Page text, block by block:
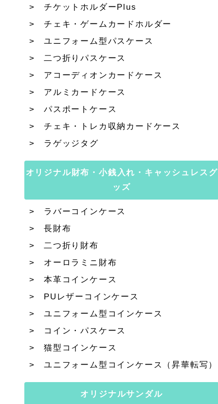
チケットホルダーPlus
チェキ・ゲームカードホルダー
ユニフォーム型パスケース
二つ折りパスケース
アコーディオンカードケース
アルミカードケース
パスポートケース
チェキ・トレカ収納カードケース
ラゲッジタグ
オリジナル財布・小銭入れ・キャッシュレスグ
ッズ
ラバーコインケース
長財布
二つ折り財布
オーロラミニ財布
本革コインケース
PUレザーコインケース
ユニフォーム型コインケース
コイン・パスケース
猫型コインケース
ユニフォーム型コインケース（昇華転写）
オリジナルサンダル